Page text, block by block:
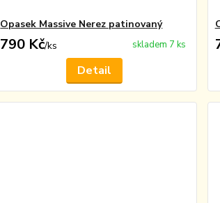
Opasek Massive Nerez patinovaný
790 Kč/ks skladem 7 ks
Detail